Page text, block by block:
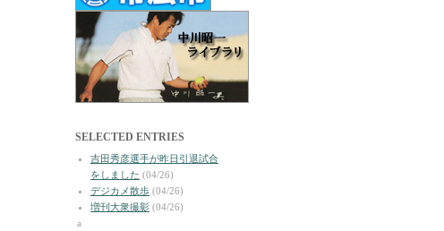
SELECTED ENTRIES
吉田秀彦選手が昨日引退試合
をしました (04/26)
デジカメ散歩 (04/26)
増刊大衆撮影 (04/26)
a